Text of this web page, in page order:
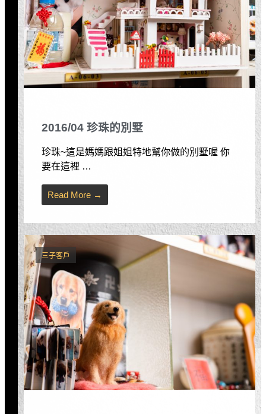
2016/04 珍珠的別墅
珍珠~這是媽媽跟姐姐特地幫你做的別墅喔 你
要在這裡 …
Read More →
三子客戶